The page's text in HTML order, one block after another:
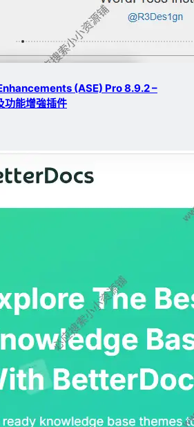
(ASE) Pro 8.9.2 –
能增強插件